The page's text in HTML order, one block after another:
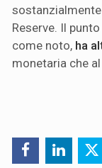
Reserve. Il
come noto, ha
monetaria che